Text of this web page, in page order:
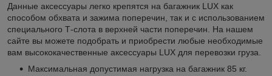
Данные аксессуары легко крепятся на багажник LUX как
способом обхвата и зажима поперечин, так и с использованием
специального Т-слота в верхней части поперечин. На нашем
сайте вы можете подобрать и приобрести любые необходимые
вам высококачественные аксессуары LUX для перевозки груза.
Максимальная допустимая нагрузка на багажник 85 кг.